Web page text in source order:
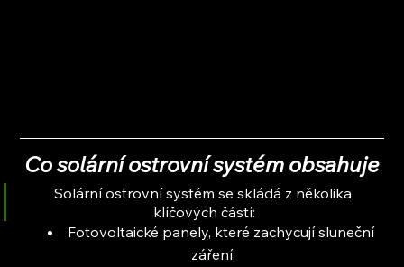
Co solární ostrovní systém obsahuje
Solární ostrovní systém se skládá z několika
klíčových částí:
Fotovoltaické panely, které zachycují sluneční
záření,